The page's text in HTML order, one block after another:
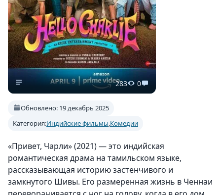
283 0
Обновлено: 19 декабрь 2025
Категория:Индийские фильмы,Комедии
«Привет, Чарли» (2021) — это индийская
романтическая драма на тамильском языке,
рассказывающая историю застенчивого и
замкнутого Шивы. Его размеренная жизнь в Ченнаи